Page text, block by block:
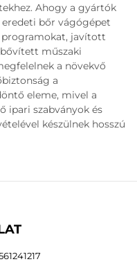
Ahogy a gyártók
bőr vágógépet
programokat, javított
műszaki
a növekvő
a
eleme, mivel a
ipari szabványok és
készülnek hosszú